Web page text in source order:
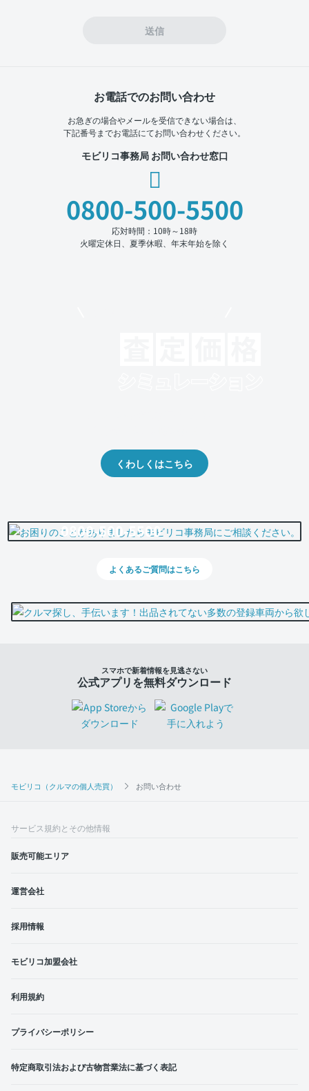
モビリコ（クルマの個人売買） お問い合わせ
送信
お電話でのお問い合わせ
お急ぎの場合やメールを受信できない場合は、
下記番号までお電話にてお問い合わせください。
モビリコ事務局 お問い合わせ窓口
0800-500-5500
応対時間：10時～18時
火曜定休日、夏季休暇、年末年始を除く
くわしくはこちら
0800-500-5500
よくあるご質問はこちら
スマホで新着情報を見逃さない
公式アプリを無料ダウンロード
サービス規約とその他情報
販売可能エリア
運営会社
採用情報
モビリコ加盟会社
利用規約
プライバシーポリシー
特定商取引法および古物営業法に基づく表記